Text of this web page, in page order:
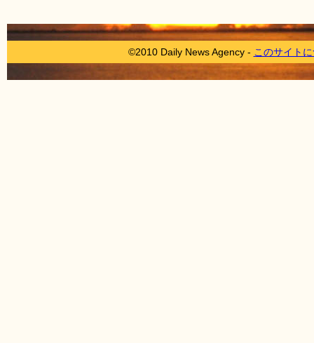
©2010 Daily News Agency - このサイト